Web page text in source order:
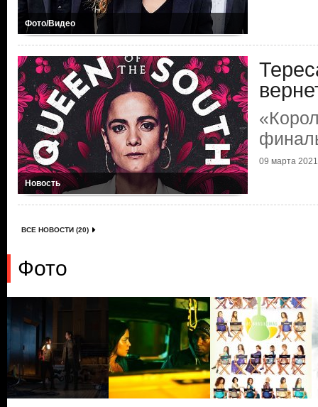
Фото/Видео
Новость
09 марта 2021
ВСЕ НОВОСТИ (20)
Фото